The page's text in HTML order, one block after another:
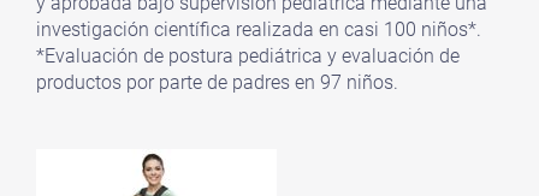
investigación científica realizada en casi 100 niños*.
*Evaluación de postura pediátrica y evaluación de
productos por parte de padres en 97 niños.